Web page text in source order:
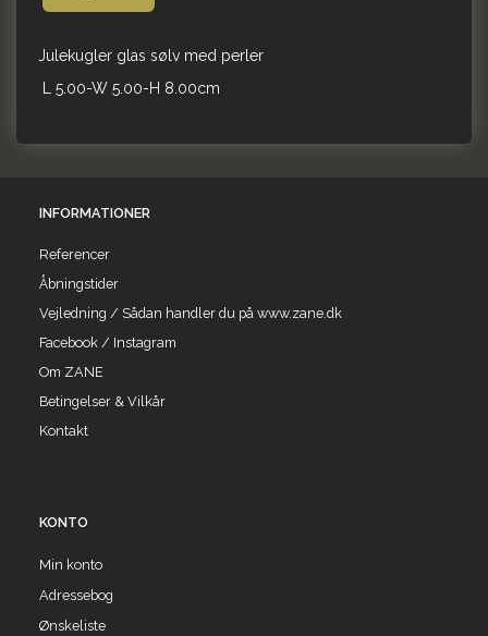
Julekugler glas sølv med perler
L 5.00-W 5.00-H 8.00cm
INFORMATIONER
Referencer
Åbningstider
Vejledning / Sådan handler du på www.zane.dk
Facebook / Instagram
Om ZANE
Betingelser & Vilkår
Kontakt
KONTO
Min konto
Adressebog
Ønskeliste